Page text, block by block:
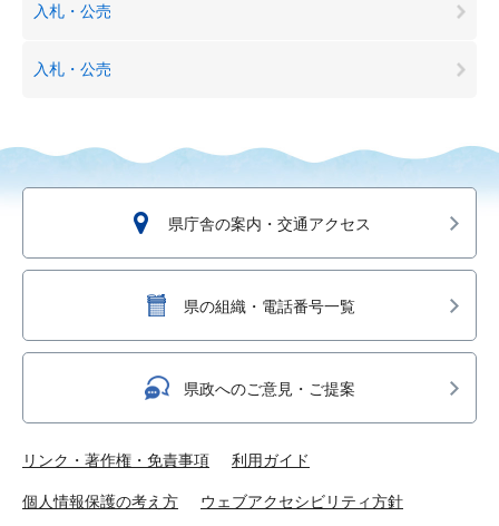
入札・公売
入札・公売
県庁舎の案内・交通アクセス
県の組織・電話番号一覧
県政へのご意見・ご提案
リンク・著作権・免責事項 利用ガイド
個人情報保護の考え方 ウェブアクセシビリティ方針